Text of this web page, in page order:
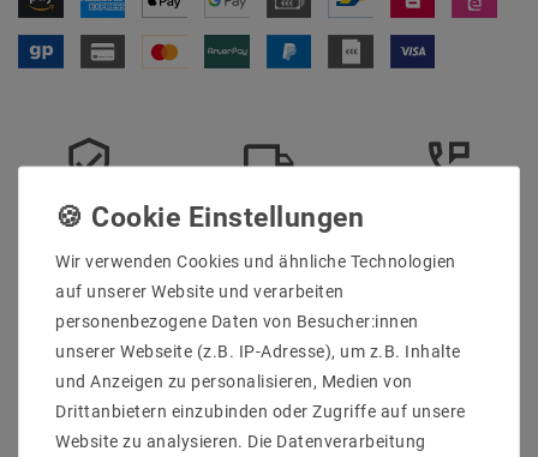
Sicher
Schnelle
0203-928-789-63
Beschreibung
Weitere Details
Informationen zur Produktsicherheit
Wir verwenden Cookies und ähnliche Technologien
auf unserer Website und verarbeiten
personenbezogene Daten von Besucher:innen
unserer Webseite (z.B. IP-Adresse), um z.B. Inhalte
und Anzeigen zu personalisieren, Medien von
Drittanbietern einzubinden oder Zugriffe auf unsere
Website zu analysieren. Die Datenverarbeitung